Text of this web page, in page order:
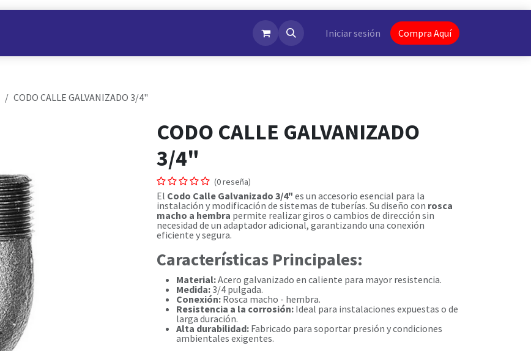
NotiFlash Iniciar sesión Compra Aquí
CODO CALLE GALVANIZADO 3/4"
CODO CALLE GALVANIZADO
3/4"
(0 reseña)
El Codo Calle Galvanizado 3/4" es un accesorio esencial para la
instalación y modificación de sistemas de tuberías. Su diseño con rosca
macho a hembra permite realizar giros o cambios de dirección sin
necesidad de un adaptador adicional, garantizando una conexión
eficiente y segura.
Características Principales:
Material:Acero galvanizado en caliente para mayor resistencia.
Medida:3/4 pulgada.
Conexión: Rosca macho - hembra.
Resistencia a la corrosión: Ideal para instalaciones expuestas o de
larga duración.
Alta durabilidad: Fabricado para soportar presión y condiciones
ambientales exigentes.